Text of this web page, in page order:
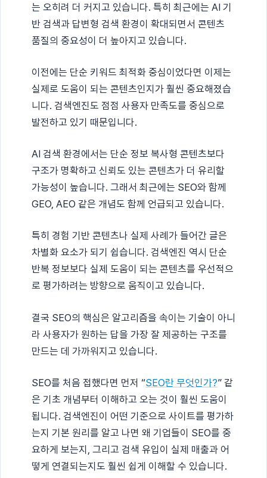
는 오히려 더 커지고 있습니다. 특히 최근에는 AI 기
반 검색과 답변형 검색 환경이 확대되면서 콘텐츠
품질의 중요성이 더 높아지고 있습니다.
이전에는 단순 키워드 최적화 중심이었다면 이제는
실제로 도움이 되는 콘텐츠인지가 훨씬 중요해졌습
니다. 검색엔진도 점점 사용자 만족도를 중심으로
발전하고 있기 때문입니다.
AI 검색 환경에서는 단순 정보 복사형 콘텐츠보다
구조가 명확하고 신뢰도 있는 콘텐츠가 더 유리할
가능성이 높습니다. 그래서 최근에는 SEO와 함께
GEO, AEO 같은 개념도 함께 언급되고 있습니다.
특히 경험 기반 콘텐츠나 실제 사례가 들어간 글은
차별화 요소가 되기 쉽습니다. 검색엔진 역시 단순
반복 정보보다 실제 도움이 되는 콘텐츠를 우선적으
로 평가하려는 방향으로 움직이고 있습니다.
결국 SEO의 핵심은 알고리즘을 속이는 기술이 아니
라 사용자가 원하는 답을 가장 잘 제공하는 구조를
만드는 데 가까워지고 있습니다.
SEO를 처음 접했다면 먼저 “SEO란 무엇인가?” 같
은 기초 개념부터 이해하고 오는 것이 훨씬 도움이
됩니다. 검색엔진이 어떤 기준으로 사이트를 평가하
는지 기본 원리를 알고 나면 왜 기업들이 SEO를 중
요하게 보는지, 그리고 검색 유입이 실제 매출과 어
떻게 연결되는지도 훨씬 쉽게 이해할 수 있습니다.